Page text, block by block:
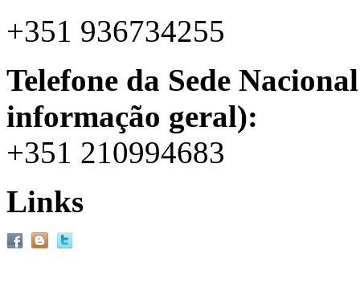
+351 936734255
Telefone da Sede
informação geral):
+351 210994683
Links